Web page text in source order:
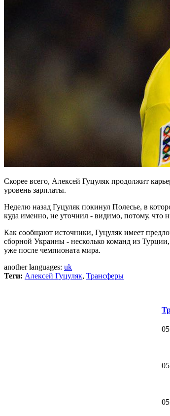
Скорее всего, Алексей Гуцуляк продолжит
уровень зарплаты.
Неделю назад Гуцуляк покинул Полесье, в
куда именно, не уточнил - видимо, потому, что
Как сообщают источники, Гуцуляк имеет
сборной Украины - несколько команд из
уже после чемпионата мира.
another languages: uk
Теги: Алексей Гуцуляк, Трансферы